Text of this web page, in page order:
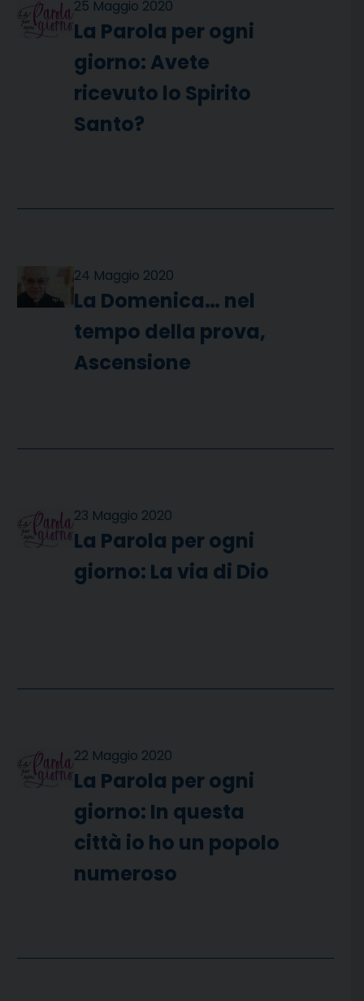
25 Maggio 2020
La Parola per ogni
giorno: Avete
ricevuto lo Spirito
Santo?
24 Maggio 2020
La Domenica… nel
tempo della prova,
Ascensione
23 Maggio 2020
La Parola per ogni
giorno: La via di Dio
22 Maggio 2020
La Parola per ogni
giorno: In questa
città io ho un popolo
numeroso